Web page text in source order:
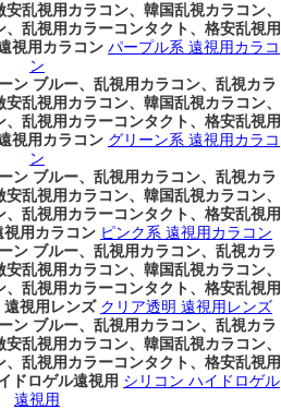
乱視用カラコン、韓国乱視カラコン、
乱視用カラーコンタクト、格安乱視用
視用カラコン パープル系 遠視用カラコ
ン
ン ブルー、乱視用カラコン、乱視カラ
乱視用カラコン、韓国乱視カラコン、
乱視用カラーコンタクト、格安乱視用
視用カラコン グリーン系 遠視用カラコ
ン
ン ブルー、乱視用カラコン、乱視カラ
乱視用カラコン、韓国乱視カラコン、
乱視用カラーコンタクト、格安乱視用
用カラコン ピンク系 遠視用カラコン
ン ブルー、乱視用カラコン、乱視カラ
乱視用カラコン、韓国乱視カラコン、
乱視用カラーコンタクト、格安乱視用
視用レンズ クリア透明 遠視用レンズ
ン ブルー、乱視用カラコン、乱視カラ
乱視用カラコン、韓国乱視カラコン、
乱視用カラーコンタクト、格安乱視用
ドロゲル遠視用 シリコン ハイドロゲル
遠視用